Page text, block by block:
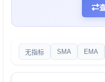
无指标 SMA EMA